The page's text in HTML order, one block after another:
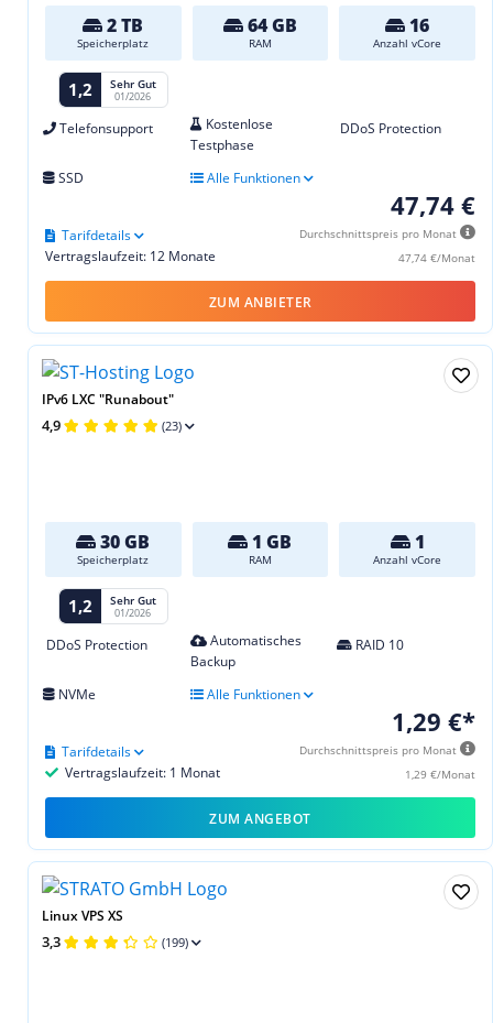
2 TB
Speicherplatz
64 GB
RAM
16
Anzahl vCore
1,2 Sehr Gut
01/2026
Telefonsupport
Kostenlose
Testphase
DDoS Protection
SSD Alle Funktionen
47,74 €
Durchschnittspreis pro Monat
47,74 €/Monat
Vertragslaufzeit: 12 Monate
Tarifdetails
ZUM ANBIETER
IPv6 LXC "Runabout"
4,9 (23)
30 GB
Speicherplatz
1 GB
RAM
1
Anzahl vCore
1,2 Sehr Gut
01/2026
DDoS Protection
Automatisches
Backup
RAID 10
NVMe Alle Funktionen
1,29 €*
Durchschnittspreis pro Monat
1,29 €/Monat
Vertragslaufzeit: 1 Monat
Tarifdetails
ZUM ANGEBOT
Linux VPS XS
3,3 (199)